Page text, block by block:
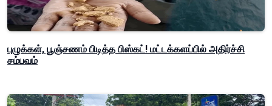
புழுக்கள், பூஞ்சணம் பிடித்த பிஸ்கட்! மட்டக்களப்பில் அதிர்ச்சி
சம்பவம்